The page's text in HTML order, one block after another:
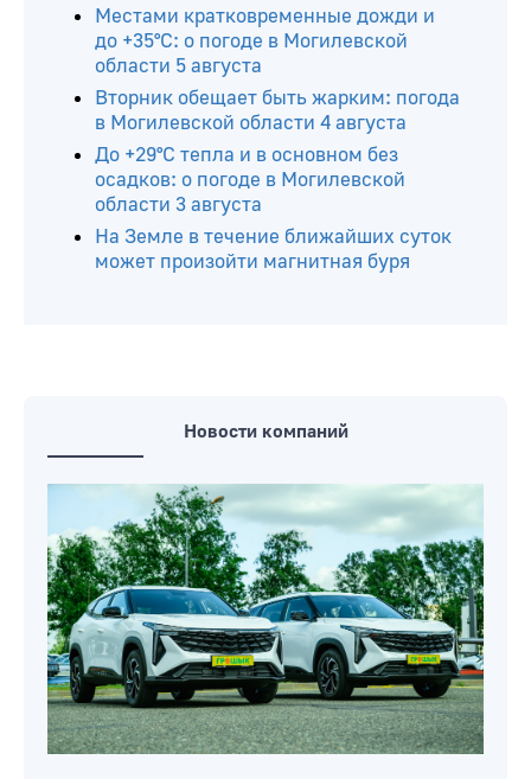
Местами кратковременные дожди и
до +35°С: о погоде в Могилевской
области 5 августа
Вторник обещает быть жарким: погода
в Могилевской области 4 августа
До +29°С тепла и в основном без
осадков: о погоде в Могилевской
области 3 августа
На Земле в течение ближайших суток
может произойти магнитная буря
Новости компаний